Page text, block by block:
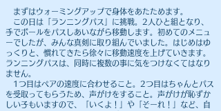
まずはウォーミングアップで身体をあたためます。
この日は「ランニングパス」に挑戦。2人ひと組となり、
手でボールをパスしあいながら移動します。初めてのメニュ
ーでしたが、みんな真剣に取り組んでいました。はじめはゆ
っくりと、慣れてきたら徐々に移動速度を上げていきます。
ランニングパスは、同時に複数の事に気をつけなくてはなり
ません。
1つ目はペアの速度に合わせること。2つ目はちゃんとパス
を受取ってもらうため、声がけをすること。声がけが恥ずか
しい子もいますので、「いくよ！」や「そーれ！」など、自